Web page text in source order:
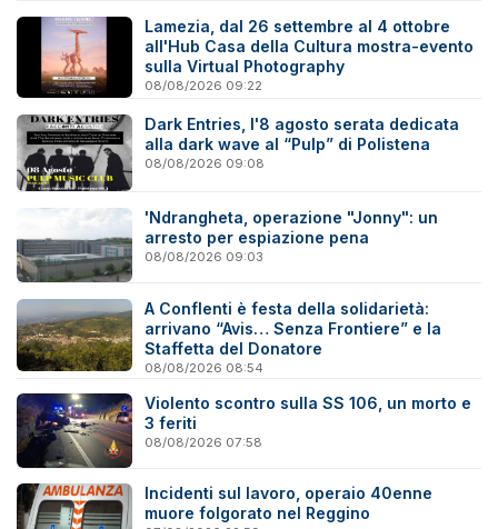
Lamezia, dal 26 settembre al 4 ottobre
all'Hub Casa della Cultura mostra-evento
sulla Virtual Photography
08/08/2026 09:22
Dark Entries, l'8 agosto serata dedicata
alla dark wave al “Pulp” di Polistena
08/08/2026 09:08
'Ndrangheta, operazione "Jonny": un
arresto per espiazione pena
08/08/2026 09:03
A Conflenti è festa della solidarietà:
arrivano “Avis… Senza Frontiere” e la
Staffetta del Donatore
08/08/2026 08:54
Violento scontro sulla SS 106, un morto e
3 feriti
08/08/2026 07:58
Incidenti sul lavoro, operaio 40enne
muore folgorato nel Reggino